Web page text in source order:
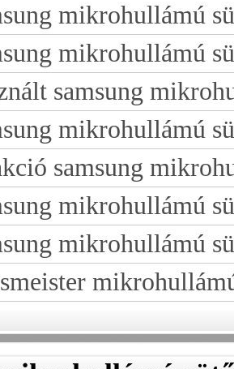
mikrohullámú
mikrohullámú
samsung
mikrohullámú
samsung
mikrohullámú
mikrohullámú